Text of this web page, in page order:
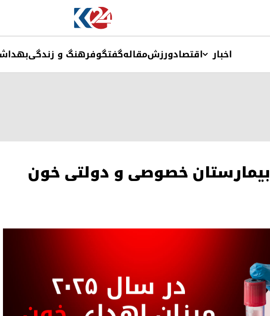
اخبار اقتصادورزشمقالهگفتگوفرهنگ و زندگی
صانع بابکر: به ۵۹ بیمارستان خصوصی و دولتی خون